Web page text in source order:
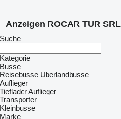
Anzeigen ROCAR TUR SRL
Suche
Kategorie
Busse
Reisebusse Überlandbusse
Auflieger
Tieflader Auflieger
Transporter
Kleinbusse
Marke